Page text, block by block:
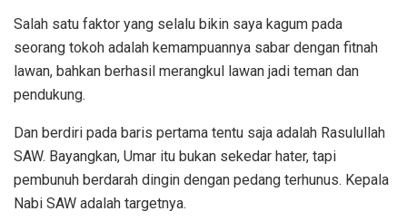
Salah satu faktor yang selalu bikin saya kagum pada
seorang tokoh adalah kemampuannya sabar dengan fitnah
lawan, bahkan berhasil merangkul lawan jadi teman dan
pendukung.
Dan berdiri pada baris pertama tentu saja adalah Rasulullah
SAW. Bayangkan, Umar itu bukan sekedar hater, tapi
pembunuh berdarah dingin dengan pedang terhunus. Kepala
Nabi SAW adalah targetnya.